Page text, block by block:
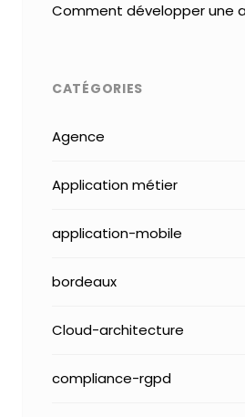
Comment développer une
CATÉGORIES
Agence
Application métier
application-mobile
bordeaux
Cloud-architecture
compliance-rgpd